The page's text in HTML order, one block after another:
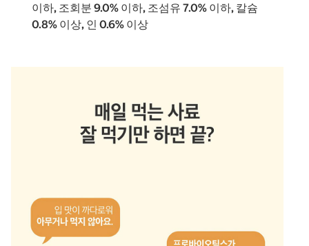
이하, 조회분 9.0% 이하, 조섬유 7.0% 이하, 칼슘
0.8% 이상, 인 0.6% 이상